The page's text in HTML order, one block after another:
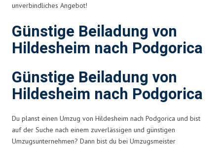
unverbindliches Angebot!
Günstige Beiladung von
Hildesheim nach Podgorica
Günstige Beiladung von
Hildesheim nach Podgorica
Du planst einen Umzug von Hildesheim nach Podgorica und bist
auf der Suche nach einem zuverlässigen und günstigen
Umzugsunternehmen? Dann bist du bei Umzugsmeister